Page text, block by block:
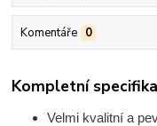
Komentáře 0
Kompletní
Velmi kvalitní a